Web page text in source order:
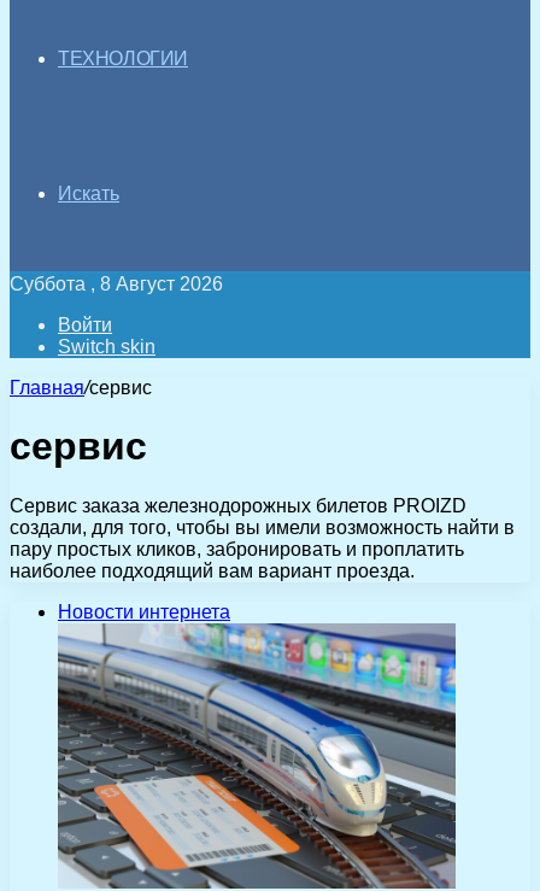
ТЕХНОЛОГИИ
Искать
Суббота , 8 Август 2026
Войти
Switch skin
Главная/сервис
сервис
Сервис заказа железнодорожных билетов PROIZD
создали, для того, чтобы вы имели возможность найти в
пару простых кликов, забронировать и проплатить
наиболее подходящий вам вариант проезда.
Новости интернета